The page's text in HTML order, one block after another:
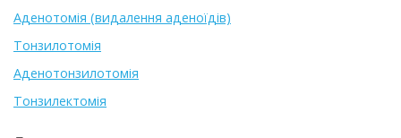
Аденотомія (видалення аденоїдів)
Тонзилотомія
Аденотонзилотомія
Тонзилектомія